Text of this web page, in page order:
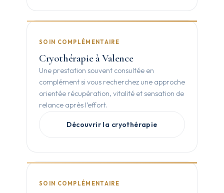
SOIN COMPLÉMENTAIRE
Cryothérapie à Valence
Une prestation souvent consultée en
complément si vous recherchez une approche
orientée récupération, vitalité et sensation de
relance après l’effort.
Découvrir la cryothérapie
SOIN COMPLÉMENTAIRE